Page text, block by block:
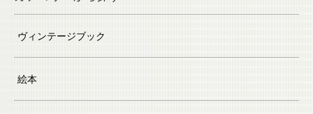
ヴィンテージブック
絵本